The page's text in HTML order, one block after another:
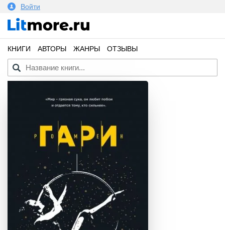
Войти
КНИГИ АВТОРЫ ЖАНРЫ ОТЗЫВЫ